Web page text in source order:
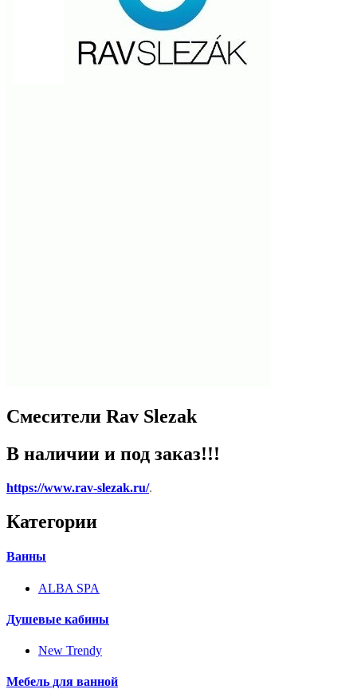
Смесители Rav Slezak
В наличии и под заказ!!!
https://www.rav-slezak.ru/.
Категории
Ванны
ALBA SPA
Душевые кабины
New Trendy
Мебель для ванной